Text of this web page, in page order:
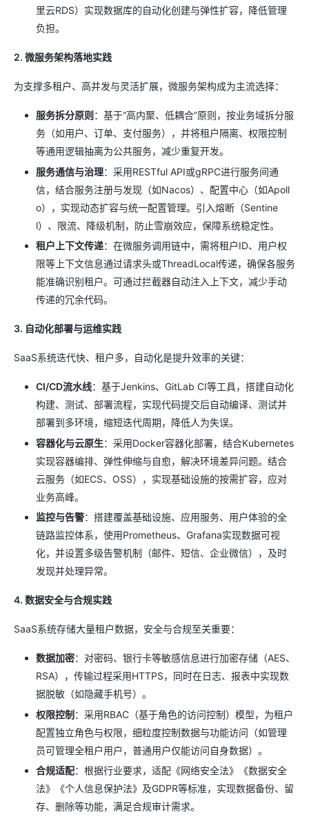
里云RDS）实现数据库的自动化创建与弹性扩容，降低管理
负担。
2. 微服务架构落地实践
为支撑多租户、高并发与灵活扩展，微服务架构成为主流选择：
服务拆分原则 ：基于“高内聚、低耦合”原则，按业务域拆分服
务（如用户、订单、支付服务），并将租户隔离、权限控制
等通用逻辑抽离为公共服务，减少重复开发。
服务通信与治理：采用RESTful API或gRPC进行服务间通
信，结合服务注册与发现（如Nacos）、配置中心（如Apoll
o），实现动态扩容与统一配置管理。引入熔断（Sentine
l）、限流、降级机制，防止雪崩效应，保障系统稳定性。
租户上下文传递：在微服务调用链中，需将租户ID、用户权
限等上下文信息通过请求头或ThreadLocal传递，确保各服务
能准确识别租户。可通过拦截器自动注入上下文，减少手动
传递的冗余代码。
3. 自动化部署与运维实践
SaaS系统迭代快、租户多，自动化是提升效率的关键：
CI/CD流水线：基于Jenkins、GitLab CI等工具，搭建自动化
构建、测试、部署流程，实现代码提交后自动编译、测试并
部署到多环境，缩短迭代周期，降低人为失误。
容器化与云原生：采用Docker容器化部署，结合Kubernetes
实现容器编排、弹性伸缩与自愈，解决环境差异问题。结合
云服务（如ECS、OSS），实现基础设施的按需扩容，应对
业务高峰。
监控与告警：搭建覆盖基础设施、应用服务、用户体验的全
链路监控体系，使用Prometheus、Grafana实现数据可视
化，并设置多级告警机制（邮件、短信、企业微信），及时
发现并处理异常。
4. 数据安全与合规实践
SaaS系统存储大量租户数据，安全与合规至关重要：
数据加密：对密码、银行卡等敏感信息进行加密存储（AES、
RSA），传输过程采用HTTPS，同时在日志、报表中实现数
据脱敏（如隐藏手机号）。
权限控制 ：采用RBAC（基于角色的访问控制）模型，为租户
配置独立角色与权限，细粒度控制数据与功能访问（如管理
员可管理全租户用户，普通用户仅能访问自身数据）。
合规适配：根据行业要求，适配《网络安全法》《数据安全
法》《个人信息保护法》及GDPR等标准，实现数据备份、留
存、删除等功能，满足合规审计需求。